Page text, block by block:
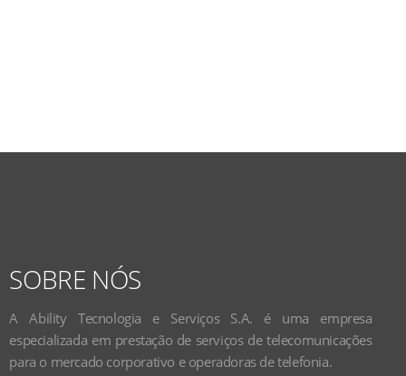
SOBRE NÓS
A Ability Tecnologia e Serviços S.A. é uma empresa
especializada em prestação de serviços de telecomunicações
para o mercado corporativo e operadoras de telefonia.